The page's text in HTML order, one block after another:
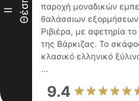
II Θέση
παροχή μοναδικών
θαλάσσιων εξορμήσεων
Ριβιέρα, με αφετηρία
της Βάρκιζας. Το
κλασικό ελληνικό
...
9.4